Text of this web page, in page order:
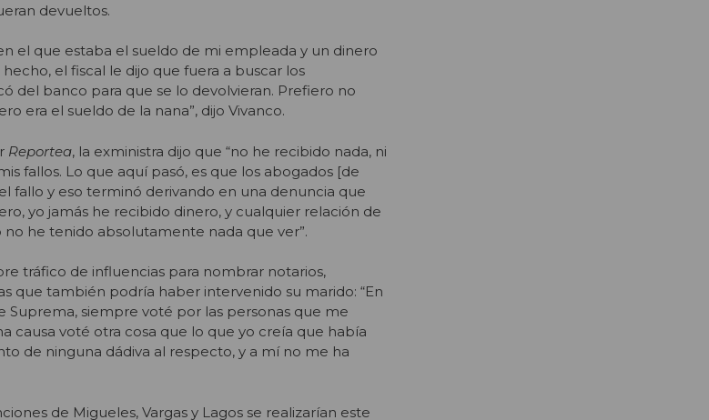
devueltos.
el que estaba el sueldo de mi empleada y un dinero
el fiscal le dijo que fuera a buscar los
del banco para que se lo devolvieran. Prefiero no
era el sueldo de la nana”, dijo Vivanco.
Reportea, la exministra dijo que “no he recibido nada, ni
fallos. Lo que aquí pasó, es que los abogados [de
fallo y eso terminó derivando en una denuncia que
yo jamás he recibido dinero, y cualquier relación de
he tenido absolutamente nada que ver”.
tráfico de influencias para nombrar notarios,
que también podría haber intervenido su marido: “En
Suprema, siempre voté por las personas que me
causa voté otra cosa que lo que yo creía que había
de ninguna dádiva al respecto, y a mí no me ha
de Migueles, Vargas y Lagos se realizarían este